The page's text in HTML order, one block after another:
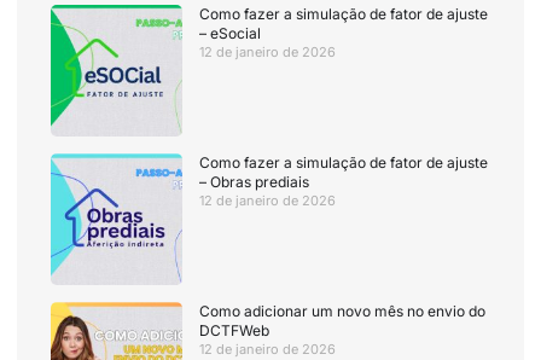
Como fazer a simulação de fator de ajuste
– eSocial
12 de janeiro de 2026
Como fazer a simulação de fator de ajuste
– Obras prediais
12 de janeiro de 2026
Como adicionar um novo mês no envio do
DCTFWeb
12 de janeiro de 2026